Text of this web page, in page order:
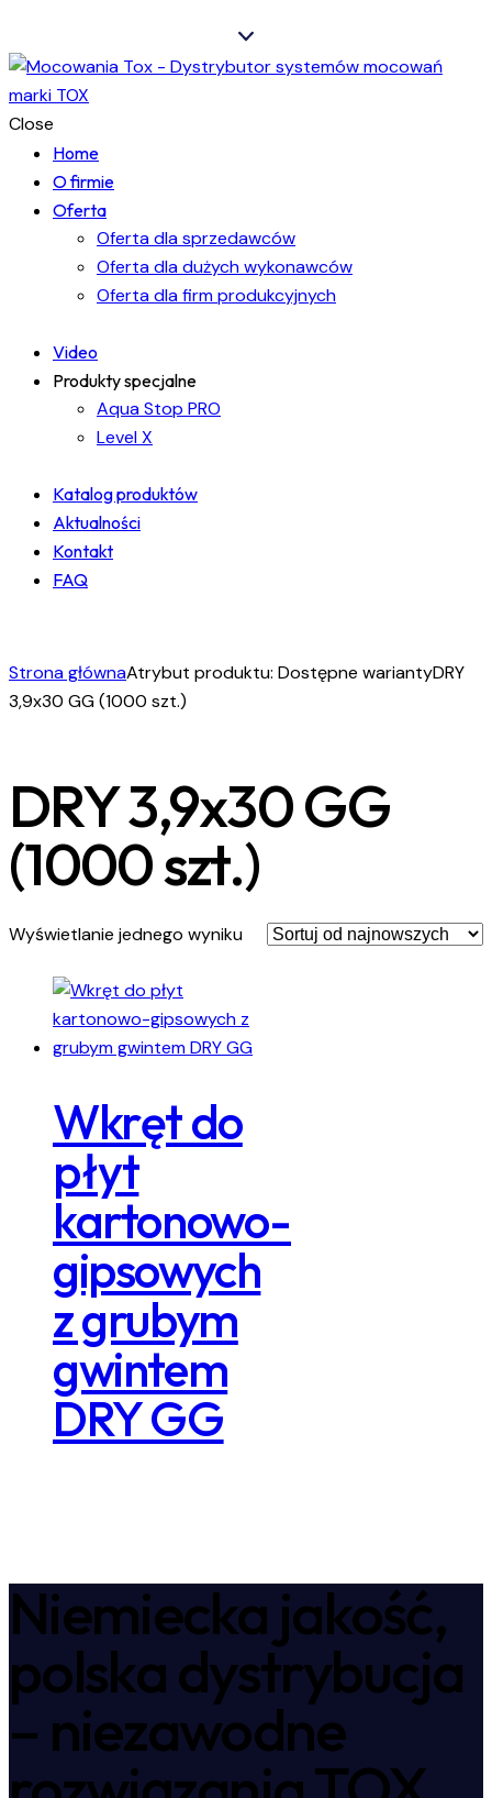
Close
Home
O firmie
Oferta
Oferta dla sprzedawców
Oferta dla dużych wykonawców
Oferta dla firm produkcyjnych
Video
Produkty specjalne
Aqua Stop PRO
Level X
Katalog produktów
Aktualności
Kontakt
FAQ
1
Strona głównaAtrybut produktu: Dostępne wariantyDRY
3,9x30 GG (1000 szt.)
DRY 3,9x30 GG
(1000 szt.)
Wyświetlanie jednego wyniku
Wkręt do
płyt
kartonowo-
gipsowych
z grubym
gwintem
DRY GG
Niemiecka jakość,
polska dystrybucja
– niezawodne